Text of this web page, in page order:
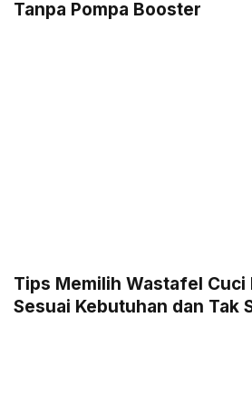
Tanpa Pompa Booster
Tips Memilih Wastafel Cuci
Sesuai Kebutuhan dan Tak